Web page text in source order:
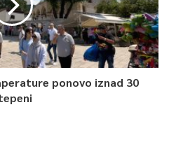
ponovo iznad 30